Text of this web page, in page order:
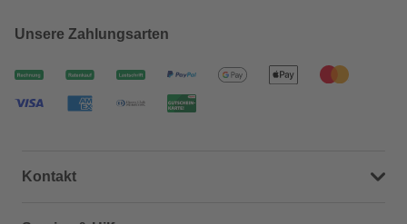
Unsere Zahlungsarten
Kontakt